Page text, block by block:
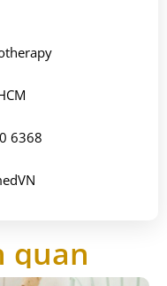
6368
quan